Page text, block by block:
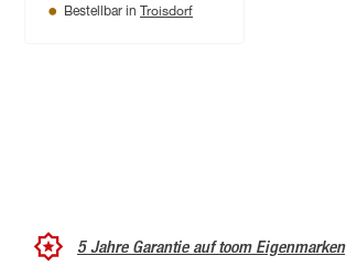
Bestellbar in Troisdorf
5 Jahre Garantie auf toom Eigenmarken